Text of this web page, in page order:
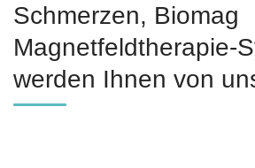
Schmerzen, Biomag
Magnetfeldtherapie-
werden Ihnen von